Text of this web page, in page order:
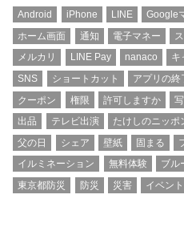
Android iPhone LINE Google
ホーム画面
通知 電子マネー
メルカリ
LINE Pay nanaco キ
SNS
ショートカット アプリの終
クーポン
権限 許可しますか
出品
テレビ出演 たけしのニッポ
父の日
シェア 壁紙 固まる
イルミネーション
無料体験 ブル
東京都防災
防災 災害 イベント